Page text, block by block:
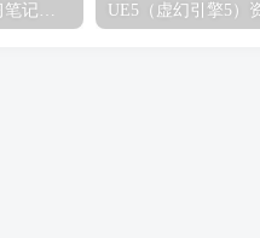
UE5（虚幻引擎5）学习笔记：碰撞知识要点